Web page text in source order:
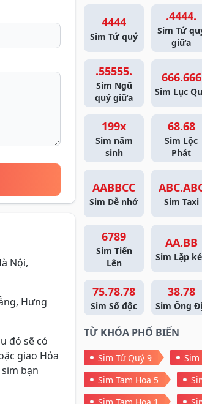
Nội,
Hưng
đó sẽ có
giao Hỏa
bạn
4444
Sim Tứ quý
.4444.
Sim Tứ
giữa
.55555.
Sim Ngũ
quý giữa
666.666
Sim Lục
199x
Sim năm
sinh
68.68
Sim Lộc
Phát
AABBCC
Sim Dễ nhớ Sim Taxi
6789
Sim Tiến
Lên
AA.BB
Sim Lặp
75.78.78
Sim Số độc
38.78
Sim Ông
TỪ KHÓA PHỔ BIẾN
Sim Tứ Quý 9
Sim
Sim Tam Hoa 5